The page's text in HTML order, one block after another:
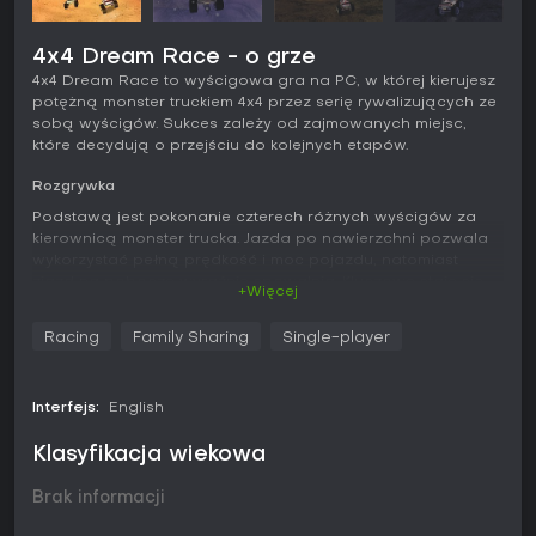
4x4 Dream Race - o grze
4x4 Dream Race to wyścigowa gra na PC, w której kierujesz
potężną monster truckiem 4x4 przez serię rywalizujących ze
sobą wyścigów. Sukces zależy od zajmowanych miejsc,
które decydują o przejściu do kolejnych etapów.
Rozgrywka
Podstawą jest pokonanie czterech różnych wyścigów za
kierownicą monster trucka. Jazda po nawierzchni pozwala
Ścieżkę wyznaczają punkty kontrolne - ominięcie jednego
rywale, dając okazję do wyprzedzania lub blokowania w
jednocześnie karząc za zboczenie z toru. Aby osiągać
+Więcej
Racing Family Sharing Single-player
Interfejs: English
Klasyfikacja wiekowa
Brak informacji